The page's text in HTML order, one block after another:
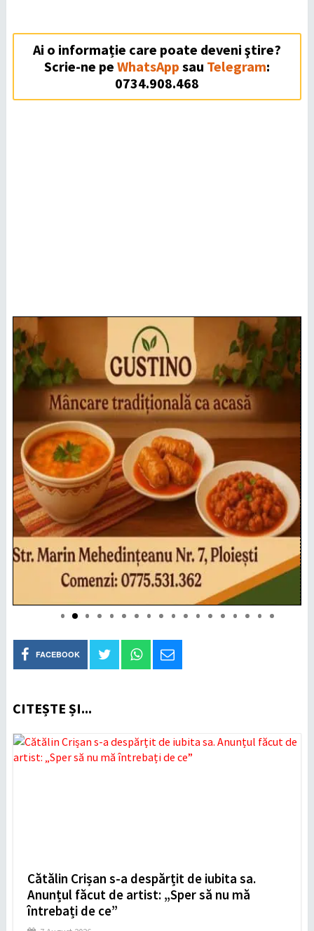
Ai o informație care poate deveni ştire?
Scrie-ne pe WhatsApp sau Telegram:
0734.908.468
FACEBOOK
CITEȘTE ȘI...
Cătălin Crișan s-a despărțit de iubita sa.
Anunțul făcut de artist: „Sper să nu mă
întrebați de ce”